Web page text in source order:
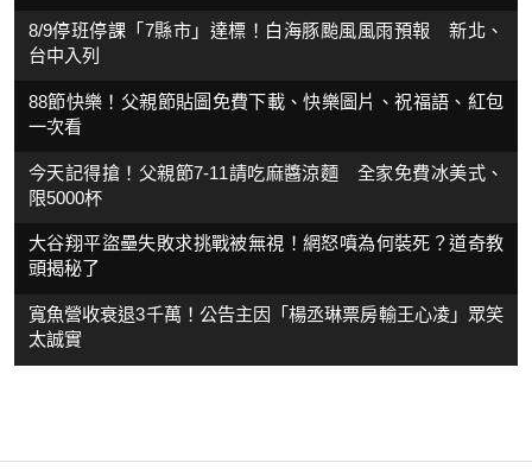
8/9停班停課「7縣市」達標！白海豚颱風風雨預報 新北、
台中入列
88節快樂！父親節貼圖免費下載、快樂圖片、祝福語、紅包
一次看
今天記得搶！父親節7-11請吃麻醬涼麵 全家免費冰美式、
限5000杯
大谷翔平盜壘失敗求挑戰被無視！網怒噴為何裝死？道奇教
頭揭秘了
寬魚營收衰退3千萬！公告主因「楊丞琳票房輸王心凌」眾笑
太誠實